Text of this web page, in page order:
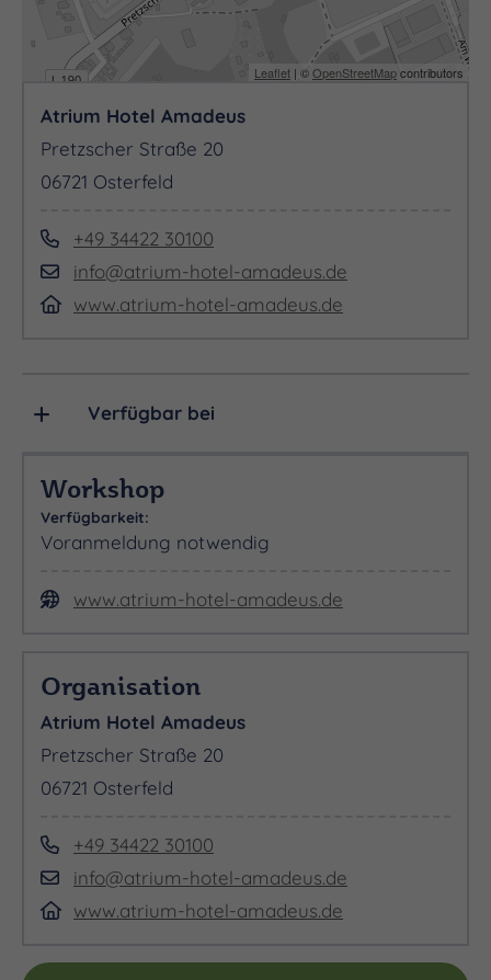
Leaflet | ©OpenStreetMapcontributors
Atrium Hotel Amadeus
Pretzscher Straße 20
06721 Osterfeld
+49 34422 30100
info@atrium-hotel-amadeus.de
www.atrium-hotel-amadeus.de
Verfügbar bei
Workshop
Verfügbarkeit:
Voranmeldung notwendig
www.atrium-hotel-amadeus.de
Organisation
Atrium Hotel Amadeus
Pretzscher Straße 20
06721 Osterfeld
+49 34422 30100
info@atrium-hotel-amadeus.de
www.atrium-hotel-amadeus.de